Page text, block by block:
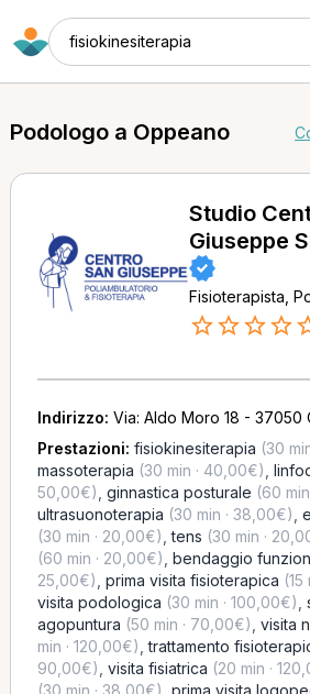
fisiokinesiterapia
Podologo a Oppeano
Studio
Giuseppe
Fisioterapista,
Indirizzo: Via: Aldo Moro 18 - 37050
Prestazioni: fisiokinesiterapia (30
massoterapia (30 min · 40,00€)
50,00€) ginnastica posturale (60
ultrasuonoterapia (30 min · 38,00€)
(30 min · 20,00€) ,tens (30 min ·
(60 min · 20,00€) bendaggio
25,00€) prima visita fisioterapica
visita podologica (30 min · 100,00€)
agopuntura (50 min · 70,00€) visita
min · 120,00€) ,trattamento
90,00€) visita fisiatrica (20 min ·
(30 min · 38,00€) prima visita